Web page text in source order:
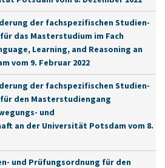
der fachspezifischen Studien-
das Masterstudium im Fach
Learning, and Reasoning an
vom 9. Februar 2022
der fachspezifischen Studien-
den Masterstudiengang
und
an der Universität Potsdam vom 8.
und Prüfungsordnung für den